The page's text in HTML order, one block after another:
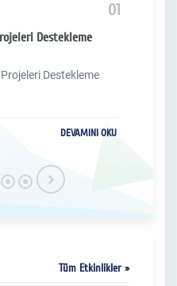
01
Destekleme
Destekleme
DEVAMINI OKU
Tüm Etkinlikler »